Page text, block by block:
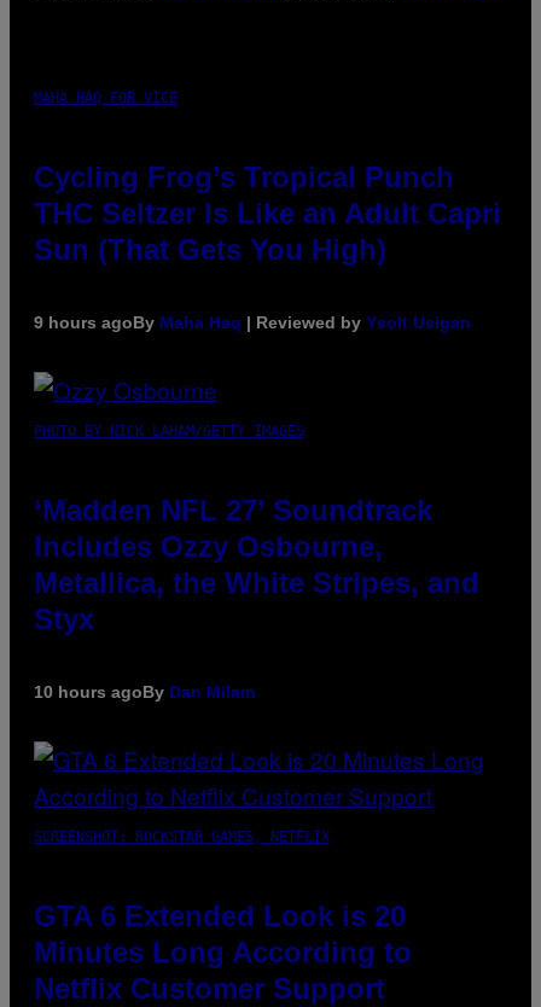
MAHA HAQ FOR VICE
Cycling Frog’s Tropical Punch
THC Seltzer Is Like an Adult Capri
Sun (That Gets You High)
9 hours agoBy Maha Haq | Reviewed by Ysolt Usigan
PHOTO BY NICK LAHAM/GETTY IMAGES
‘Madden NFL 27’ Soundtrack
Includes Ozzy Osbourne,
Metallica, the White Stripes, and
Styx
10 hours agoBy Dan Milam
SCREENSHOT: ROCKSTAR GAMES, NETFLIX
GTA 6 Extended Look is 20
Minutes Long According to
Netflix Customer Support